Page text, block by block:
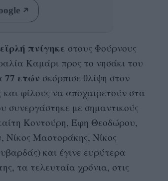
πνίγηκε στους Φούρνους
Καμάρι προς το νησάκι του
77 ετών σκόρπισε θλίψη στον
φίλους να αποχαιρετούν στα
συνεργάστηκε με σημαντικούς
Κοντούρη, Έφη Θεοδώρου,
Νίκος Μαστοράκης, Νίκος
και έγινε ευρύτερα
τα τελευταία χρόνια, στις